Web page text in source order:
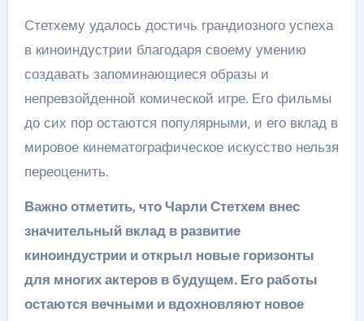
Стетхему удалось достичь грандиозного успеха
в киноиндустрии благодаря своему умению
создавать запоминающиеся образы и
непревзойденной комической игре. Его фильмы
до сих пор остаются популярными, и его вклад в
мировое кинематографическое искусство нельзя
переоценить.
Важно отметить, что Чарли Стетхем внес
значительный вклад в развитие
киноиндустрии и открыл новые горизонты
для многих актеров в будущем. Его работы
остаются вечными и вдохновляют новое